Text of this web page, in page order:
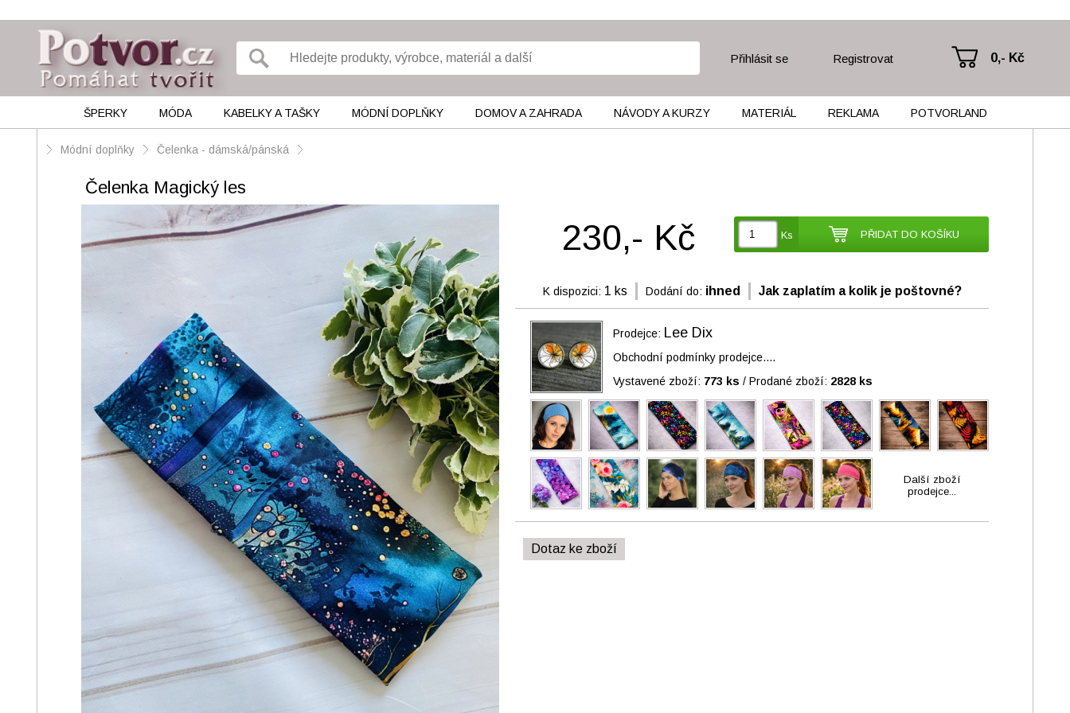
Přihlásit se Registrovat 0,- Kč
ŠPERKY MÓDA KABELKY A TAŠKY MÓDNÍ DOPLŇKY DOMOV A ZAHRADA NÁVODY A KURZY MATERIÁL REKLAMA POTVORLAND
Módní doplňky Čelenka - dámská/pánská
Čelenka Magický les
230,- Kč Ks PŘIDAT DO KOŠÍKU
K dispozici: 1 ks Dodání do: ihned Jak zaplatím a kolik je poštovné?
Prodejce: Lee Dix
Obchodní podmínky prodejce....
Vystavené zboží: 773 ks / Prodané zboží: 2828 ks
Další zboží
prodejce...
Dotaz ke zboží